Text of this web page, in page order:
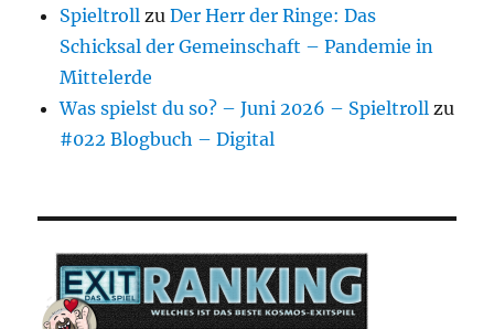
Spieltroll zuDer Herr der Ringe: Das
Schicksal der Gemeinschaft – Pandemie in
Mittelerde
Was spielst du so? – Juni 2026 – Spieltroll zu
#022 Blogbuch – Digital